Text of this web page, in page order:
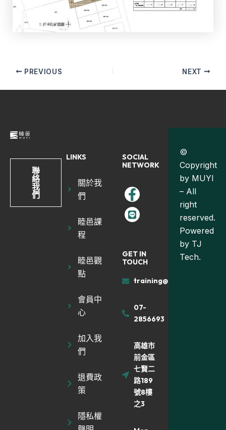
PREVIOUS NEXT
聯
絡
我
們
LINKS
關於我
們
睦邑課
程
睦邑觀
點
會員中
心
加入我
們
退費政
策
隱私權
SOCIAL
NETWORK
GET IN
TOUCH
training@muyiland.com
07-
2856693
高雄市
前金區
七賢二
路189
號8樓
之3
©
Copyright
by MUYI
– All
right
reserved.
Powered
by TJ
Tech.